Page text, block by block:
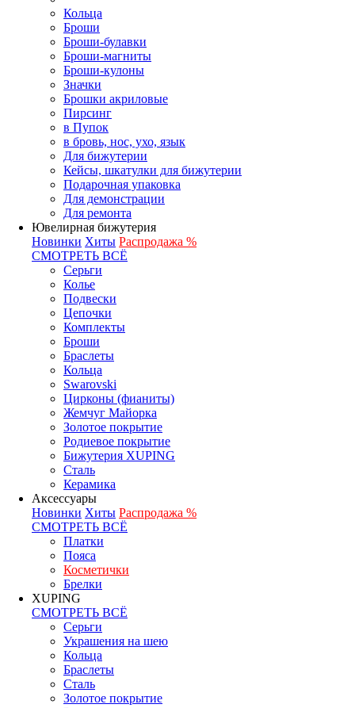
Кольца
Броши
Броши-булавки
Броши-магниты
Броши-кулоны
Значки
Брошки акриловые
Пирсинг
в Пупок
в бровь, нос, ухо, язык
Для бижутерии
Кейсы, шкатулки для бижутерии
Подарочная упаковка
Для демонстрации
Для ремонта
Ювелирная бижутерия
Новинки Хиты Распродажа %
СМОТРЕТЬ ВСЁ
Серьги
Колье
Подвески
Цепочки
Комплекты
Броши
Браслеты
Кольца
Swarovski
Цирконы (фианиты)
Жемчуг Майорка
Золотое покрытие
Родиевое покрытие
Бижутерия XUPING
Сталь
Керамика
Аксессуары
Новинки Хиты Распродажа %
СМОТРЕТЬ ВСЁ
Платки
Пояса
Косметички
Брелки
XUPING
СМОТРЕТЬ ВСЁ
Серьги
Украшения на шею
Кольца
Браслеты
Сталь
Золотое покрытие